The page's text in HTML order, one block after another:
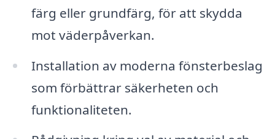
färg eller grundfärg, för att skydda
mot väderpåverkan.
Installation av moderna fönsterbeslag
som förbättrar säkerheten och
funktionaliteten.